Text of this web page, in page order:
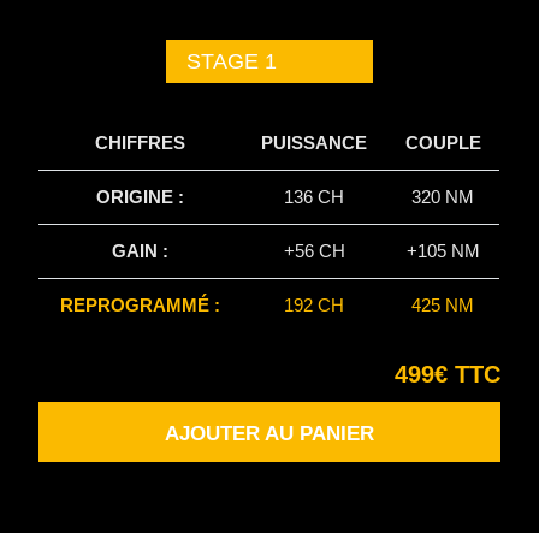
STAGE 1
CHIFFRES PUISSANCE COUPLE
ORIGINE : 136 CH 320 NM
GAIN : +56 CH +105 NM
REPROGRAMMÉ : 192 CH 425 NM
499€ TTC
AJOUTER AU PANIER